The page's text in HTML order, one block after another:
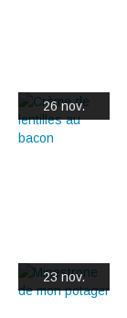
26 nov.
23 nov.